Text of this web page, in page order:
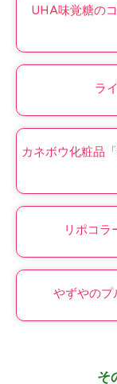
UHA味覚糖の
ラ
カネボウ化粧品
リポコラ
やずやのプ
そ